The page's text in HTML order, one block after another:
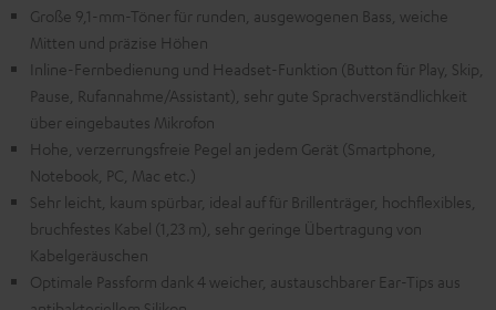
Große 9,1-mm-Töner für runden, ausgewogenen Bass, weiche
Mitten und präzise Höhen
Inline-Fernbedienung und Headset-Funktion (Button für Play, Skip,
Pause, Rufannahme/Assistant), sehr gute Sprachverständlichkeit
über eingebautes Mikrofon
Hohe, verzerrungsfreie Pegel an jedem Gerät (Smartphone,
Notebook, PC, Mac etc.)
Sehr leicht, kaum spürbar, ideal auf für Brillenträger, hochflexibles,
bruchfestes Kabel (1,23 m), sehr geringe Übertragung von
Kabelgeräuschen
Optimale Passform dank 4 weicher, austauschbarer Ear-Tips aus